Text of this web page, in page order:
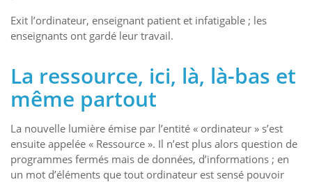
Exit l’ordinateur, enseignant patient et infatigable ; les
enseignants ont gardé leur travail.
La ressource, ici, là, là-bas et
même partout
La nouvelle lumière émise par l’entité « ordinateur » s’est
ensuite appelée « Ressource ». Il n’est plus alors question de
programmes fermés mais de données, d’informations ; en
un mot d’éléments que tout ordinateur est sensé pouvoir